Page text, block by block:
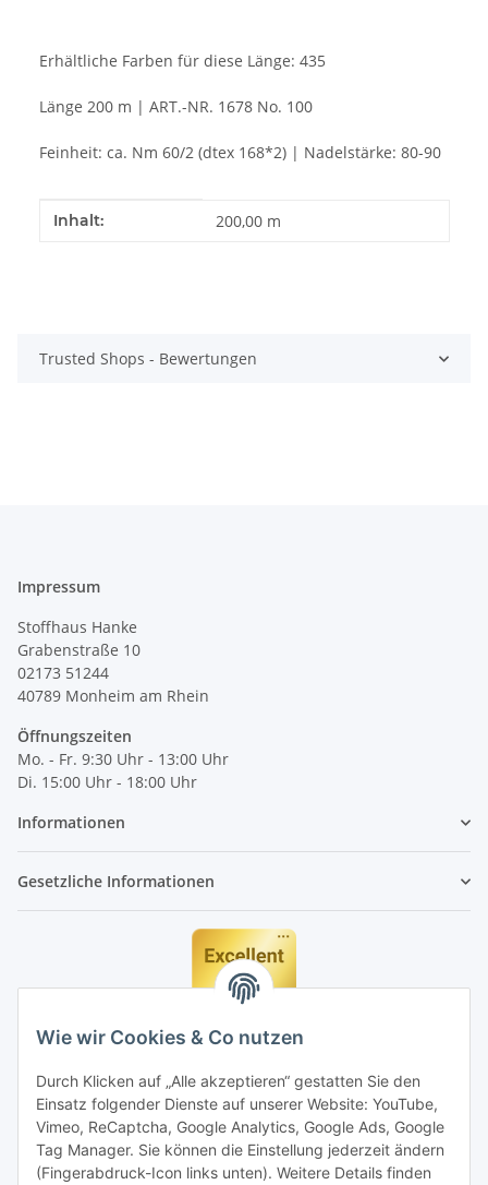
Wie wir Cookies & Co nutzen
Durch Klicken auf „Alle akzeptieren“ gestatten Sie den
Einsatz folgender Dienste auf unserer Website: YouTube,
Vimeo, ReCaptcha, Google Analytics, Google Ads, Google
Tag Manager. Sie können die Einstellung jederzeit ändern
(Fingerabdruck-Icon links unten). Weitere Details finden
Erhältliche Farben für diese Länge: 435
Länge 200 m | ART.-NR. 1678 No. 100
Feinheit: ca. Nm 60/2 (dtex 168*2) | Nadelstärke: 80-90
Produkteigenschaft
Wert
Inhalt: 200,00 m
Trusted Shops - Bewertungen
Impressum
Stoffhaus Hanke
Grabenstraße 10
02173 51244
40789 Monheim am Rhein
Öffnungszeiten
Mo. - Fr. 9:30 Uhr - 13:00 Uhr
Di. 15:00 Uhr - 18:00 Uhr
Informationen
Gesetzliche Informationen